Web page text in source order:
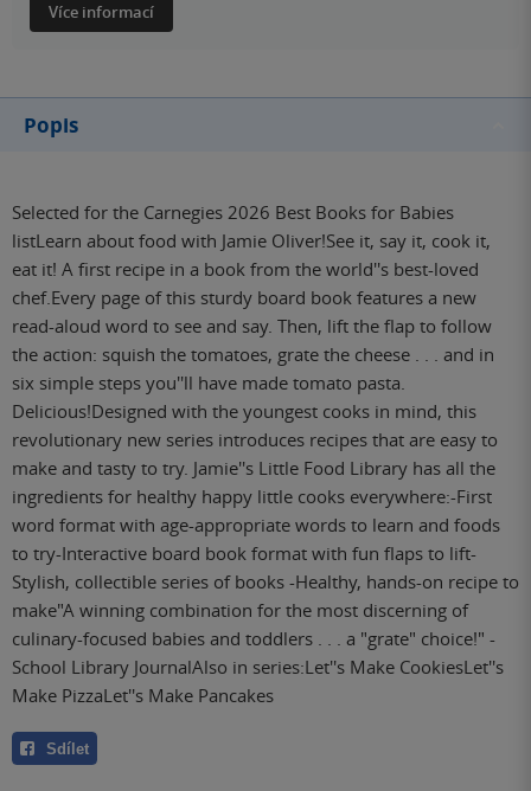
Více informací
Popis
Selected for the Carnegies 2026 Best Books for Babies
listLearn about food with Jamie Oliver!See it, say it, cook it,
eat it! A first recipe in a book from the world''s best-loved
chef.Every page of this sturdy board book features a new
read-aloud word to see and say. Then, lift the flap to follow
the action: squish the tomatoes, grate the cheese . . . and in
six simple steps you''ll have made tomato pasta.
Delicious!Designed with the youngest cooks in mind, this
revolutionary new series introduces recipes that are easy to
make and tasty to try. Jamie''s Little Food Library has all the
ingredients for healthy happy little cooks everywhere:-First
word format with age-appropriate words to learn and foods
to try-Interactive board book format with fun flaps to lift-
Stylish, collectible series of books -Healthy, hands-on recipe to
make"A winning combination for the most discerning of
culinary-focused babies and toddlers . . . a "grate" choice!" -
School Library JournalAlso in series:Let''s Make CookiesLet''s
Make PizzaLet''s Make Pancakes
Sdílet